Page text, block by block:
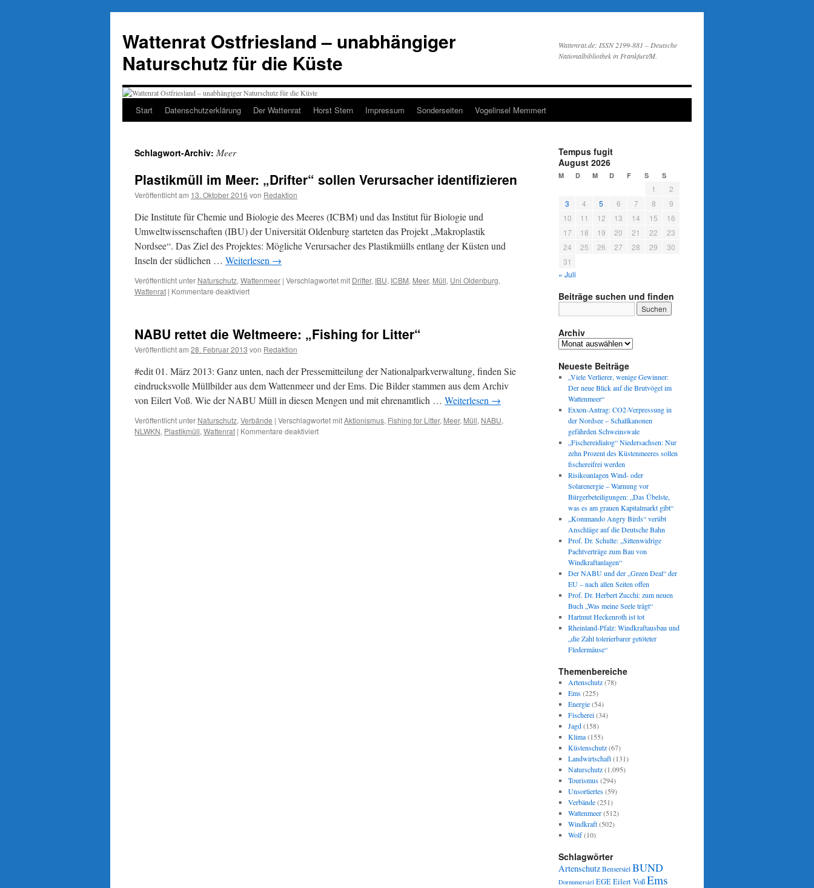
springen
Wattenrat Ostfriesland – unabhängiger
Naturschutz für die Küste
Wattenrat.de: ISSN 2199-881 – Deutsche
Nationalbibliothek in Frankfurt/M.
Start Datenschutzerklärung Der Wattenrat Horst Stern Impressum Sonderseiten Vogelinsel Memmert
Schlagwort-Archiv: Meer
Plastikmüll im Meer: „Drifter“ sollen Verursacher identifizieren
Veröffentlicht am 13. Oktober 2016 von Redaktion
Die Institute für Chemie und Biologie des Meeres (ICBM) und das Institut für Biologie und
Umweltwissenschaften (IBU) der Universität Oldenburg starteten das Projekt „Makroplastik
Nordsee“. Das Ziel des Projektes: Mögliche Verursacher des Plastikmülls entlang der Küsten und
Inseln der südlichen … Weiterlesen →
Veröffentlicht unter Naturschutz, Wattenmeer | Verschlagwortet mit Drifter, IBU, ICBM, Meer, Müll, Uni Oldenburg,
Wattenrat | Kommentare deaktiviertfür
„Drifter“
sollen
Verursacher
identifizieren
NABU rettet die Weltmeere: „Fishing for Litter“
Veröffentlicht am 28. Februar 2013 von Redaktion
#edit 01. März 2013: Ganz unten, nach der Pressemitteilung der Nationalparkverwaltung, finden Sie
eindrucksvolle Müllbilder aus dem Wattenmeer und der Ems. Die Bilder stammen aus dem Archiv
von Eilert Voß. Wie der NABU Müll in diesen Mengen und mit ehrenamtlich … Weiterlesen →
Veröffentlicht unter Naturschutz, Verbände | Verschlagwortet mitAktionismus, Fishing for Litter, Meer, Müll, NABU,
NLWKN, Plastikmüll, Wattenrat | Kommentare deaktiviertfür
Tempus fugit
August 2026
M D M D F S S
1
2
3
4 5 6 7 8
9
10
11 12 13 14 15
16
17
18 19 20 21 22
23
24
25 26 27 28 29
30
31
« Juli
Beiträge suchen und finden
Archiv
Archiv
Neueste Beiträge
„Viele Verlierer, wenige Gewinner:
Der neue Blick auf die Brutvögel im
Wattenmeer“
Exxon-Antrag: CO2-Verpressung in
der Nordsee – Schallkanonen
gefährden Schweinswale
„Fischereidialog“ Niedersachsen: Nur
zehn Prozent des Küstenmeeres sollen
fischereifrei werden
Risikoanlagen Wind- oder
Solarenergie – Warnung vor
Bürgerbeteiligungen: „Das Übelste,
was es am grauen Kapitalmarkt gibt“
„Kommando Angry Birds“ verübt
Anschläge auf die Deutsche Bahn
Prof. Dr. Schulte: „Sittenwidrige
Pachtverträge zum Bau von
Windkraftanlagen“
Der NABU und der „Green Deal“ der
EU – nach allen Seiten offen
Prof. Dr. Herbert Zucchi: zum neuen
Buch „Was meine Seele trägt“
Hartmut Heckenroth ist tot
Rheinland-Pfalz: Windkraftausbau und
„die Zahl tolerierbarer getöteter
Fledermäuse“
Themenbereiche
Artenschutz(78)
Ems(225)
Energie(54)
Fischerei(34)
Jagd(158)
Klima(155)
Küstenschutz(67)
Landwirtschaft(131)
Naturschutz(1.095)
Tourismus(294)
Unsortiertes(59)
Verbände(251)
Wattenmeer(512)
Windkraft(502)
Wolf(10)
Schlagwörter
Artenschutz Bensersiel BUND
Dornumersiel EGEEilert VoßEms